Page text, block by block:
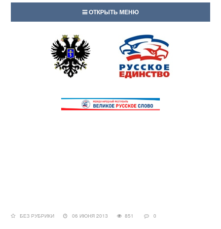
ОТКРЫТЬ МЕНЮ
БЕЗ РУБРИКИ 06 ИЮНЯ 2013 851 0